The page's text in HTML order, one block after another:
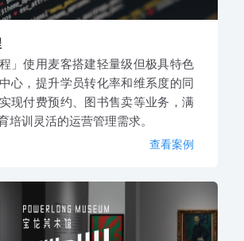
程」使用麦客搭建轻量级但极具特色
心，提升学员转化率和维系度的同
现付费预约、图书售卖等业务，满
培训灵活的运营管理需求。
查看案例